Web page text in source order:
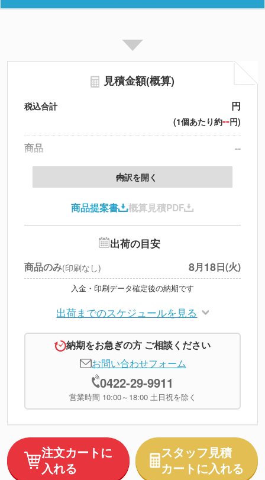
見積金額(概算)
税込合計 円
(1個あたり約--円)
商品
--
送料
※北海道・沖縄・離島 別途
※上記小計は税別です
内訳を開く
商品提案書 概算見積PDF
出荷の目安
商品のみ(印刷なし) 8月18日(火)
入金・印刷データ確定後の納期です
出荷までのスケジュールを見る
納期をお急ぎの方 ご相談ください
お問い合わせフォーム
0422-29-9911
営業時間 10:00～18:00 土日祝を除く
注文カートに
入れる
スタッフ見積
カートに入れる